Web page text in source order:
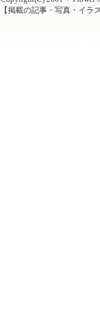
【掲載の記事・写真・イ